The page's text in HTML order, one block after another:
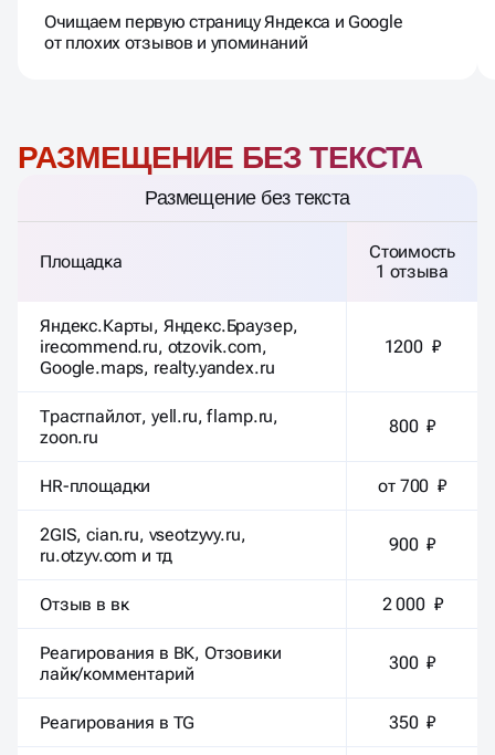
Очищаем первую страницу Яндекса и Google
от плохих отзывов и упоминаний
РАЗМЕЩЕНИЕ БЕЗ ТЕКСТА
Размещение без текста
Площадка
Стоимость
1 отзыва
Яндекс.Карты, Яндекс.Браузер,
irecommend.ru, otzovik.com,
Google.maps, realty.yandex.ru
1200 ₽
Трастпайлот, yell.ru, flamp.ru,
zoon.ru
800 ₽
HR-площадки от 700 ₽
2GIS, cian.ru, vseotzyvy.ru,
ru.otzyv.com и тд
900 ₽
Отзыв в вк 2 000 ₽
Реагирования в ВК, Отзовики
лайк/комментарий
300 ₽
Реагирования в TG 350 ₽